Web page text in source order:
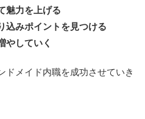
魅力を上げる
込みポイントを見つける
やしていく
ドメイド内職を成功させていき